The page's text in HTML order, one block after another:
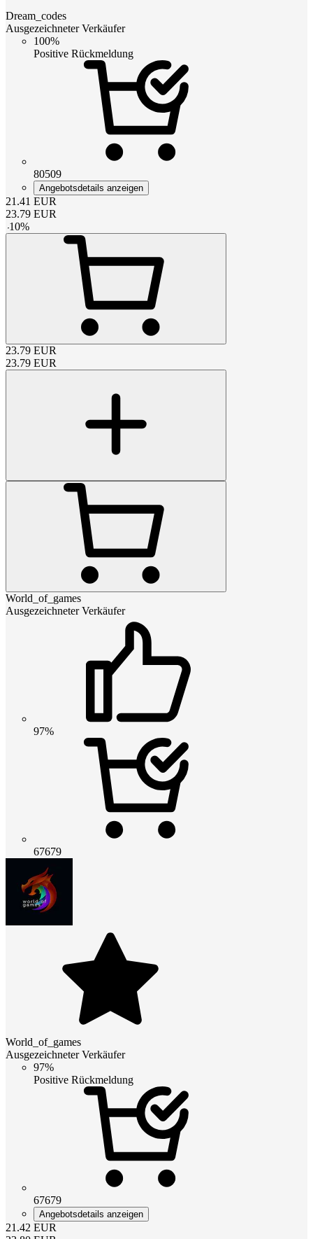
Dream_codes
Ausgezeichneter Verkäufer
100%
Positive Rückmeldung
80509
Angebotsdetails anzeigen
21.41 EUR
23.79 EUR
-10%
23.79 EUR
23.79 EUR
World_of_games
Ausgezeichneter Verkäufer
97%
67679
World_of_games
Ausgezeichneter Verkäufer
97%
Positive Rückmeldung
67679
Angebotsdetails anzeigen
21.42 EUR